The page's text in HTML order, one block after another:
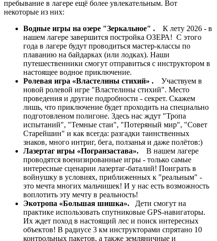
пребывание в лагере ещё более увлекательным. Вот
некоторые из них:
Водные игры на озере "Зеркальное" .
К лету 2026 - в
нашем лагере завершится постройка ОЗЕРА! С этого
года в лагере будут проводиться мастер-классы по
плаванию на байдарках (или лодках). Наши
путешественники смогут отправиться с инструктором в
настоящее водное приключение.
Ролевая игра «Властелины стихий» .
Участвуем в
новой ролевой игре "Властелины стихий". Место
проведения и другие подробности - секрет. Скажем
лишь, что приключение будет проходить на специально
подготовленом полигоне. Здесь нас ждут "Тропа
испытаний", "Темные стаи", "Потеряный мир", "Совет
Старейшин" и как всегда: разгадки таинственных
знаков, много интриг, бега, ползанья и даже полётов:)
Лазертаг игры «Погранзастава».
В нашем лагере
проводятся военизированные игры - только самые
интересные сценарии лазертаг-баталий! Поиграть в
войнушку в условиях, приближенных к "реальным" -
это мечта многих мальчишек! И у нас есть возможность
воплотить эту мечту в реальность!
Экотропа «Большая шишка».
Дети смогут на
практике использовать спутниковые GPS-навигаторы.
Их ждет поход в настоящий лес и поиск интересных
объектов! В радиусе 3 км инструкторами спрятано 10
контрольных пакетов, а также земляничные и